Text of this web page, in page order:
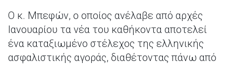
Ο κ. Μπεφών, ο οποίος ανέλαβε από αρχές
Ιανουαρίου τα νέα του καθήκοντα αποτελεί
ένα καταξιωμένο στέλεχος της ελληνικής
ασφαλιστικής αγοράς, διαθέτοντας πάνω από